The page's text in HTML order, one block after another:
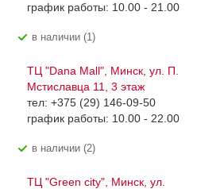
график работы: 10.00 - 21.00
В наличии (1)
ТЦ "Dana Mall", Минск, ул. П.
Мстиславца 11, 3 этаж
тел: +375 (29) 146-09-50
график работы: 10.00 - 22.00
В наличии (2)
ТЦ "Green city", Минск, ул.